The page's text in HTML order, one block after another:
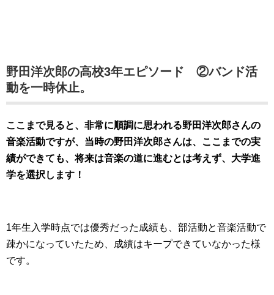
野田洋次郎の高校3年エピソード ②バンド活
動を一時休止。
ここまで見ると、非常に順調に思われる野田洋次郎さんの
音楽活動ですが、当時の野田洋次郎さんは、ここまでの実
績ができても、将来は音楽の道に進むとは考えず、大学進
学を選択します！
1年生入学時点では優秀だった成績も、部活動と音楽活動で
疎かになっていたため、成績はキープできていなかった様
です。